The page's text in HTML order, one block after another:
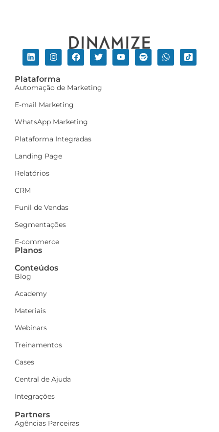
Plataforma
Automação de Marketing
E-mail Marketing
WhatsApp Marketing
Plataforma Integradas
Landing Page
Relatórios
CRM
Funil de Vendas
Segmentações
E-commerce
Planos
Conteúdos
Blog
Academy
Materiais
Webinars
Treinamentos
Cases
Central de Ajuda
Integrações
Partners
Agências Parceiras